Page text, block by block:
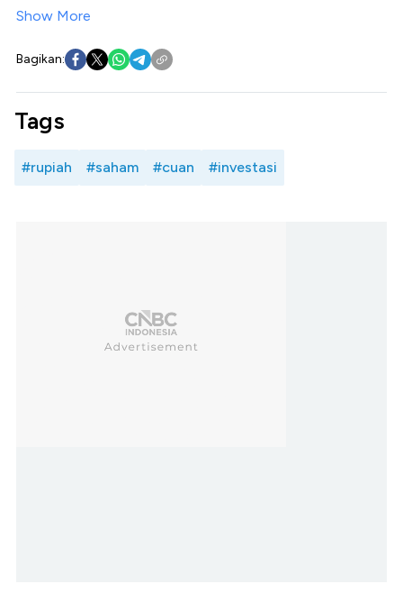
Show More
Bagikan:
Tags
#rupiah #saham #cuan #investasi